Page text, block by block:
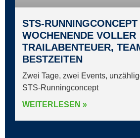
WOCHENENDE VOLLER
TRAILABENTEUER,
BESTZEITEN
Zwei Tage, zwei Events,
STS‑Runningconcept
WEITERLESEN »